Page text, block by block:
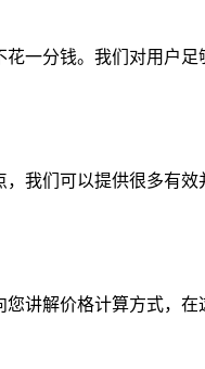
一分钱。我们对用户足
我们可以提供很多有
讲解价格计算方式，